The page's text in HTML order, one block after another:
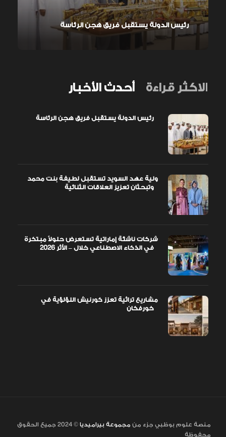
رئيس الدولة يستقبل فريق هجن الرئاسة
أحدث الأخبار الاكثر قراءة
ولية عهد السويد تستقبل لطيفة بنت محمد
شركات ناشئة إماراتية تستعرض حلولاً مبتكرة
مشاريع تراثية تعزز كورنيش اللؤلؤية في
منصة علوم بوظبي جزء من مجموعة بيراميديا
© 2024 جميع الحقوق
محفوظة